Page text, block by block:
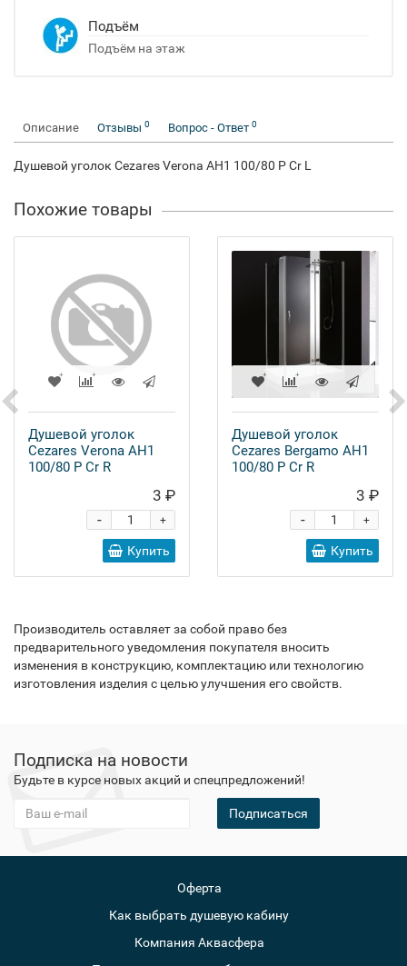
Подъём
Подъём на этаж
Описание Отзывы 0 Вопрос - Ответ 0
Душевой уголок Cezares Verona AH1 100/80 P Cr L
Похожие товары
Душевой уголок
Cezares Verona AH1
100/80 P Cr R
3 ₽
+
-
Купить
Душевой уголок
Cezares Bergamo AH1
100/80 P Cr R
3 ₽
+
-
Купить
Производитель оставляет за собой право без
предварительного уведомления покупателя вносить
изменения в конструкцию, комплектацию или технологию
изготовления изделия с целью улучшения его свойств.
Подписка на новости
Будьте в курсе новых акций и спецпредложений!
Подписаться
Оферта
Как выбрать душевую кабину
Компания Аквасфера